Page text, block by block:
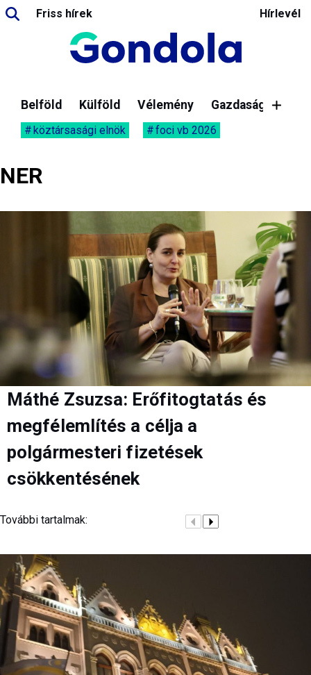
Friss hírek Hírlevél
Belföld Külföld Vélemény Gazdaság
köztársasági elnök foci vb 2026
NER
Máthé Zsuzsa: Erőfitogtatás és
megfélemlítés a célja a
polgármesteri fizetések
csökkentésének
További tartalmak: